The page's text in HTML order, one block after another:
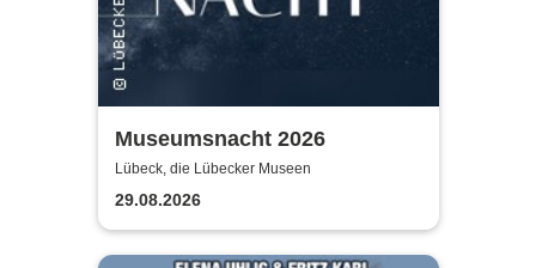
Museumsnacht 2026
Lübeck, die Lübecker Museen
29.08.2026